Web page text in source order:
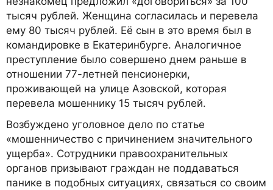
тысяч рублей. Женщина согласилась и перевела
ему 80 тысяч рублей. Её сын в это время был в
командировке в Екатеринбурге. Аналогичное
преступление было совершено днем раньше в
отношении 77-летней пенсионерки,
проживающей на улице Азовской, которая
перевела мошеннику 15 тысяч рублей.
Возбуждено уголовное дело по статье
«мошенничество с причинением значительного
ущерба». Сотрудники правоохранительных
органов призывают граждан не поддаваться
панике в подобных ситуациях, связаться со своим